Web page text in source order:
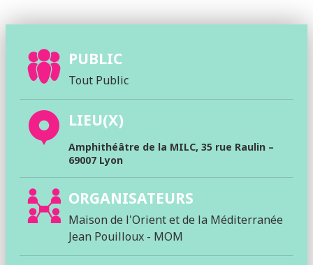
PUBLIC
Tout Public
LIEU(X)
Amphithéâtre de la MILC, 35 rue Raulin –
69007 Lyon
ORGANISATEURS
Maison de l'Orient et de la Méditerranée
Jean Pouilloux - MOM